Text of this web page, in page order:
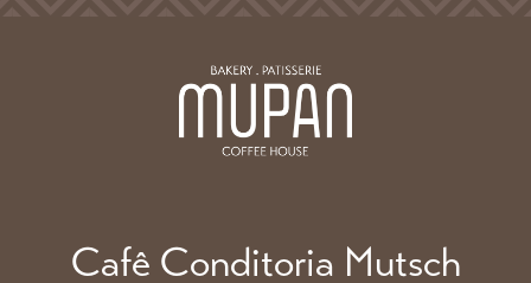
Cafê Conditoria Mutsch